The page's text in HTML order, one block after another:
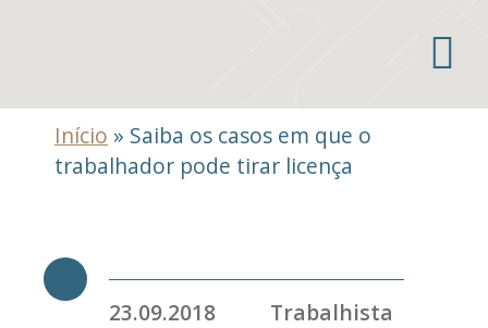
Início » Saiba os casos em que o
trabalhador pode tirar licença
23.09.2018 Trabalhista